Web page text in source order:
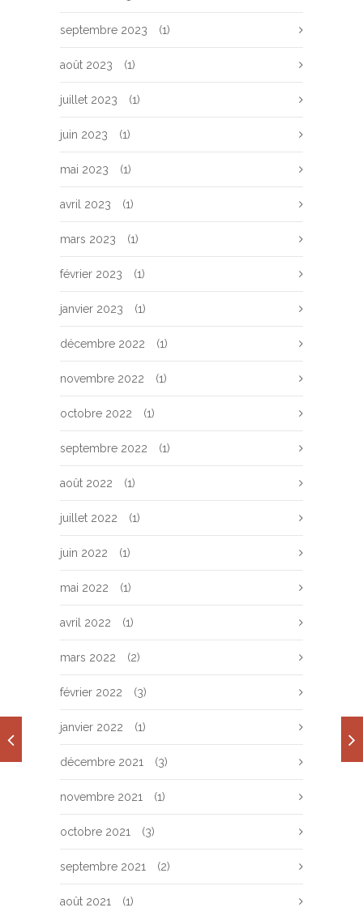
septembre 2023 (1)
août 2023 (1)
juillet 2023 (1)
juin 2023 (1)
mai 2023 (1)
avril 2023 (1)
mars 2023 (1)
février 2023 (1)
janvier 2023 (1)
décembre 2022 (1)
novembre 2022 (1)
octobre 2022 (1)
septembre 2022 (1)
août 2022 (1)
juillet 2022 (1)
juin 2022 (1)
mai 2022 (1)
avril 2022 (1)
mars 2022 (2)
février 2022 (3)
janvier 2022 (1)
décembre 2021 (3)
novembre 2021 (1)
octobre 2021 (3)
septembre 2021 (2)
août 2021 (1)